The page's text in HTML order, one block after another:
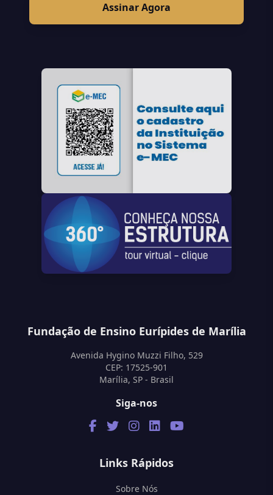
Assinar Agora
Fundação de Ensino Eurípides de Marília
Avenida Hygino Muzzi Filho, 529
CEP: 17525-901
Marília, SP - Brasil
Siga-nos
Links Rápidos
Sobre Nós